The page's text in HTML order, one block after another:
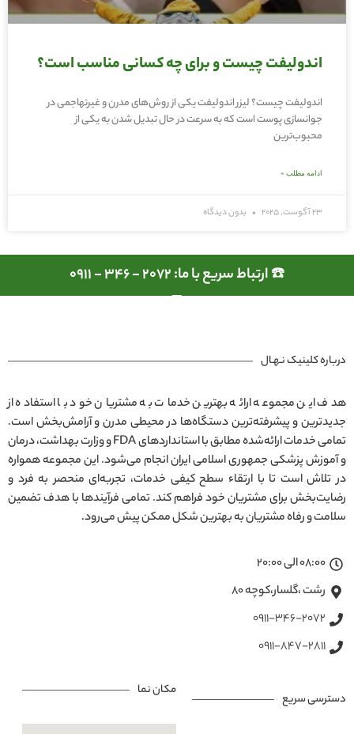
اندولیفت چیست و برای چه کسانی مناسب است؟
اندولیفت چیست؟ لیزر اندولیفت یکی از روش‌های مدرن و غیرتهاجمی در
جوانسازی پوست است که به سرعت در حال تبدیل شدن به یکی از
محبوب‌ترین
ادامه مطلب »
23 آگوست, 2025 بدون دیدگاه
☎️ ارتباط سریع با ما: 2072 - 346 - 0911
درباره کلینیک نـهـال
هدف این مجموعه ارائه بهترین خدمات به مشتریان خود با استفاده از
جدیدترین و پیشرفته‌ترین دستگاه‌ها در محیطی مدرن و آرامش‌بخش است.
تمامی خدمات ارائه‌شده مطابق با استانداردهای FDA و وزارت بهداشت، درمان
و آموزش پزشکی جمهوری اسلامی ایران انجام می‌شود. این مجموعه همواره
در تلاش است تا با ارتقاء سطح کیفی خدمات، تجربه‌ای منحصر به فرد و
رضایت‌بخش برای مشتریان خود فراهم کند. تمامی فرآیندها با هدف تضمین
سلامت و رفاه مشتریان به بهترین شکل ممکن پیش می‌رود.
08:00 الی 20:00
رشت ،گلسار،کوچه ۸۰
0911-346-2072
0911-847-2811
دسترسی سریع
مکان نما